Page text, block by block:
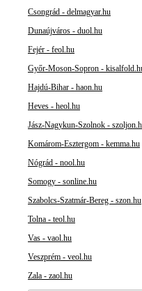
Csongrád - delmagyar.hu
Dunaújváros - duol.hu
Fejér - feol.hu
Győr-Moson-Sopron -
Hajdú-Bihar - haon.hu
Heves - heol.hu
Jász-Nagykun-Szolnok -
Komárom-Esztergom - kemma.hu
Nógrád - nool.hu
Somogy - sonline.hu
Szabolcs-Szatmár-Bereg - szon.hu
Tolna - teol.hu
Vas - vaol.hu
Veszprém - veol.hu
Zala - zaol.hu